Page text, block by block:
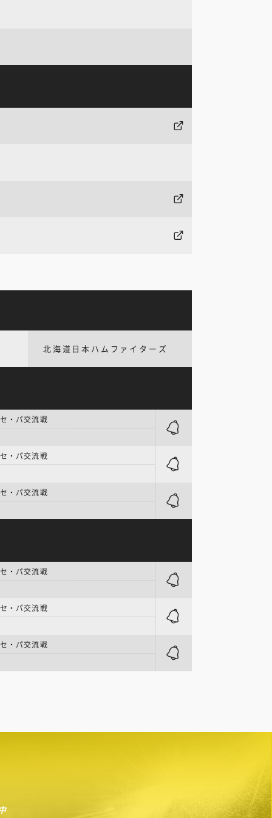
北海道日本ハムファイターズ
パ交流戦
パ交流戦
パ交流戦
パ交流戦
パ交流戦
パ交流戦